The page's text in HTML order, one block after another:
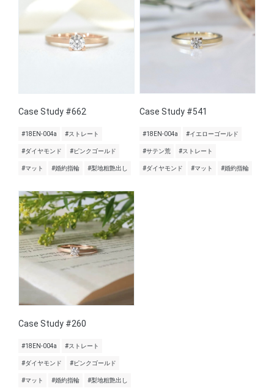
Case Study #662
#18EN-004a #ストレート
#ダイヤモンド #ピンクゴールド
#マット #婚約指輪 #梨地粗艶出し
Case Study #541
#18EN-004a #イエローゴールド
#サテン荒 #ストレート
#ダイヤモンド #マット #婚約指輪
Case Study #260
#18EN-004a #ストレート
#ダイヤモンド #ピンクゴールド
#マット #婚約指輪 #梨地粗艶出し